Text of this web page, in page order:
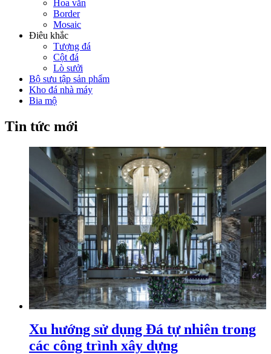
Hoa văn
Border
Mosaic
Điêu khắc
Tượng đá
Cột đá
Lò sưởi
Bộ sưu tập sản phẩm
Kho đá nhà máy
Bia mộ
Tin tức mới
Xu hướng sử dụng Đá tự nhiên trong
các công trình xây dựng